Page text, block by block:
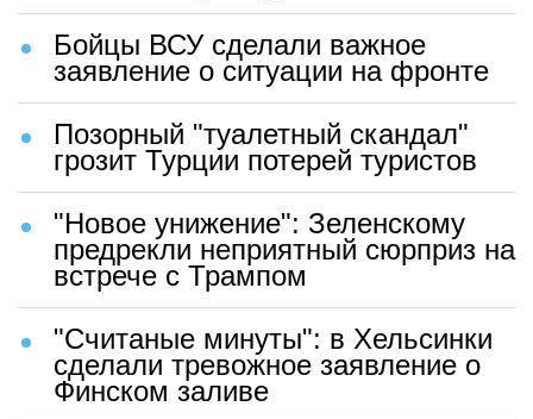
Бойцы ВСУ сделали важное
заявление о ситуации на фронте
Позорный "туалетный скандал"
грозит Турции потерей туристов
"Новое унижение": Зеленскому
предрекли неприятный сюрприз на
встрече с Трампом
"Считаные минуты": в Хельсинки
сделали тревожное заявление о
Финском заливе